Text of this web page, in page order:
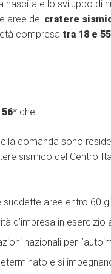
nascita e lo sviluppo
aree del cratere
compresa tra 18 e
* che:
domanda sono
sismico del Centro
suddette aree entro 60
d’impresa in
nazionali per
e si